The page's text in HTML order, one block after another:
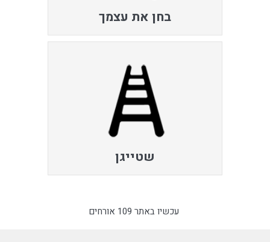
בחן את עצמך
שטייגן
עכשיו באתר 109 אורחים